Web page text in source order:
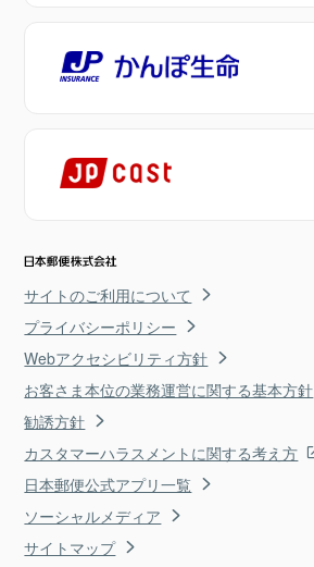
サイトのご利用について
プライバシーポリシー
Webアクセシビリティ方針
お客さま本位の業務運営に関する基本方針
勧誘方針
カスタマーハラスメントに関する考え方
日本郵便公式アプリ一覧
ソーシャルメディア
サイトマップ